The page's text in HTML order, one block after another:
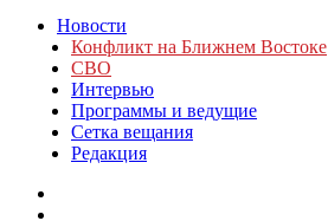
Новости
Конфликт на Ближнем Востоке
СВО
Интервью
Программы и ведущие
Сетка вещания
Редакция